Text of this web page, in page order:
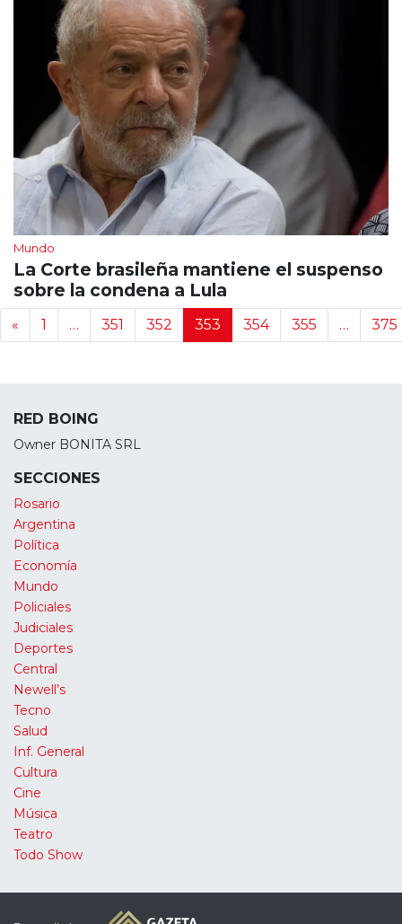
Mundo
La Corte brasileña mantiene el suspenso
sobre la condena a Lula
Navegación de noticias
« 1 … 351 352 353 354 355 … 375
RED BOING
Owner BONITA SRL
SECCIONES
Rosario
Argentina
Política
Economía
Mundo
Policiales
Judiciales
Deportes
Central
Newell’s
Tecno
Salud
Inf. General
Cultura
Cine
Música
Teatro
Todo Show